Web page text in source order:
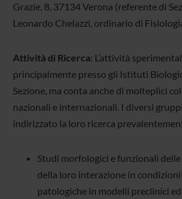
Grazie, 8, 37134 Verona (referente di
Leonardo Chelazzi, ordinario di
Attività di Ricerca: L’attività
principalmente presso gli Istituti
Sezione, ma conta anche di molteplici
nazionali e internazionali. I diversi
indirizzato la loro ricerca
Studi morfologici e funzionali
della loro interazione in
patologiche in modelli preclinici